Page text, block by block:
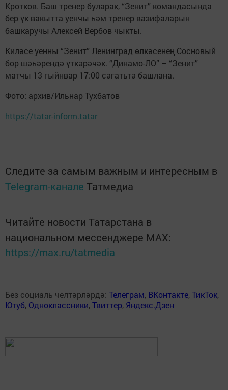
Кротков. Баш тренер буларак, “Зенит” командасында
бер үк вакытта уенчы һәм тренер вазифаларын
башкаручы Алексей Вербов чыкты.
Киләсе уенны “Зенит” Ленинград өлкәсенең Сосновый
бор шәһәрендә үткәрәчәк. “Динамо-ЛО” – “Зенит”
матчы 13 гыйнвар 17:00 сәгатьтә башлана.
Фото: архив/Ильнар Тухбатов
https://tatar-inform.tatar
Следите за самым важным и интересным в
Telegram-канале Татмедиа
Читайте новости Татарстана в
национальном мессенджере MАХ:
https://max.ru/tatmedia
Без социаль челтәрләрдә: Телеграм, ВКонтакте,ТикТок,
Ютуб, Одноклассники,Твиттер, Яндекс.Дзен